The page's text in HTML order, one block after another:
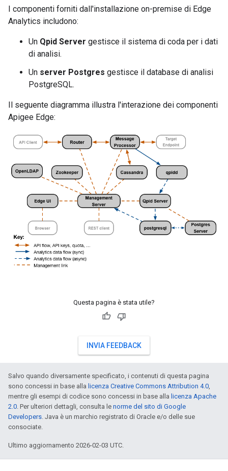
I componenti forniti dall'installazione on-premise di Edge
Analytics includono:
Un Qpid Server gestisce il sistema di coda per i dati
di analisi.
Un server Postgres gestisce il database di analisi
PostgreSQL.
Il seguente diagramma illustra l'interazione dei componenti
Apigee Edge:
Questa pagina è stata utile?
INVIA FEEDBACK
Salvo quando diversamente specificato, i contenuti di questa pagina
sono concessi in base alla licenza Creative Commons Attribution 4.0,
mentre gli esempi di codice sono concessi in base alla licenza Apache
2.0. Per ulteriori dettagli, consulta le norme del sito di Google
Developers. Java è un marchio registrato di Oracle e/o delle sue
consociate.
Ultimo aggiornamento 2026-02-03 UTC.